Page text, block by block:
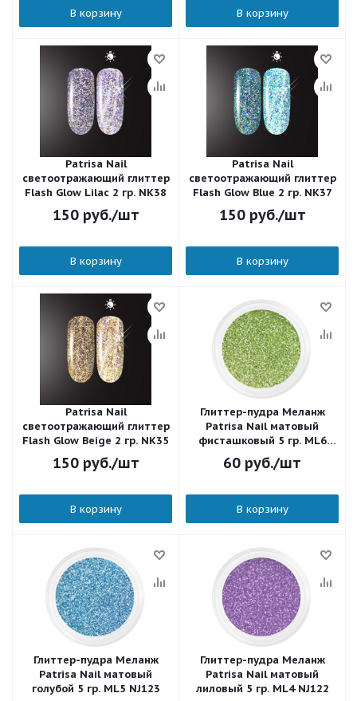
В корзину В корзину
Patrisa Nail
светоотражающий глиттер
Flash Glow Lilac 2 гр. NK38
150руб./шт
В корзину
Patrisa Nail
светоотражающий глиттер
Flash Glow Blue 2 гр. NK37
150руб./шт
В корзину
Patrisa Nail
светоотражающий глиттер
Flash Glow Beige 2 гр. NK35
150руб./шт
В корзину
Глиттер-пудра Меланж
Patrisa Nail матовый
фисташковый 5 гр. ML6
NJ124
60 руб./шт
В корзину
Глиттер-пудра Меланж
Patrisa Nail матовый
голубой 5 гр. ML5 NJ123
Глиттер-пудра Меланж
Patrisa Nail матовый
лиловый 5 гр. ML4 NJ122